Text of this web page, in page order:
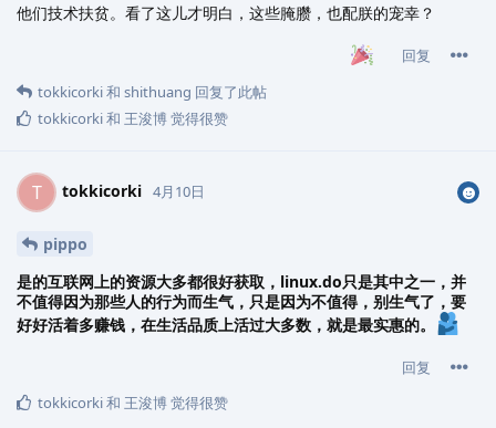
他们技术扶贫。看了这儿才明白，这些腌臜，也配朕的宠幸？
回复
tokkicorki和 shithuang 回复了此帖
tokkicorki和 王浚博觉得很赞
T tokkicorki 4月10日
pippo
是的互联网上的资源大多都很好获取，linux.do只是其中之一，并
不值得因为那些人的行为而生气，只是因为不值得，别生气了，要
好好活着多赚钱，在生活品质上活过大多数，就是最实惠的。
回复
tokkicorki和 王浚博觉得很赞